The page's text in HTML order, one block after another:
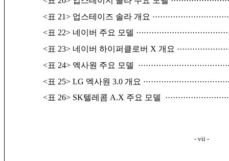
- vii -
<표 21> 업스테이즈 솔라 개요
<표 22> 네이버 주요 모델
<표 23> 네이버 하이퍼클로버 X 개요
<표 24> 엑사원 주요 모델
<표 25> LG 엑사원 3.0 개요
<표 26> SK텔레콤 A.X 주요 모델